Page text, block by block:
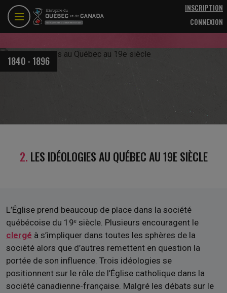
Aller au contenu principal
INSCRIPTION
CONNEXION
1840 - 1896
2. LES IDÉOLOGIES AU QUÉBEC AU 19E SIÈCLE
L’Église prend beaucoup de place dans la société
québécoise du 19e siècle. Plusieurs encouragent le
clergé à s’impliquer dans toutes les sphères de la
société alors que d’autres remettent en question la
portée de son influence. Trois idéologies se
positionnent sur le rôle de l’Église catholique dans la
société canadienne-française. Malgré les débats sur le